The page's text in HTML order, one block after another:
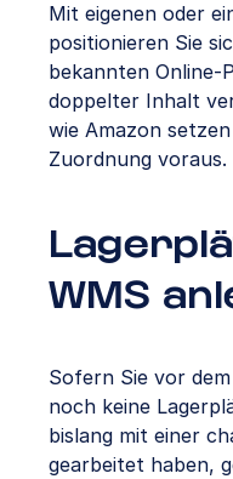
Mit eigenen oder
positionieren Sie
bekannten Online-
doppelter Inhalt
wie Amazon
Zuordnung voraus.
WMS
Sofern Sie vor
noch keine
bislang mit einer
gearbeitet haben,